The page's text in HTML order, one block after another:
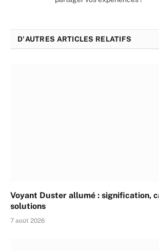
D'AUTRES ARTICLES RELATIFS
Voyant Duster allumé : signification,
solutions
7 août 2026